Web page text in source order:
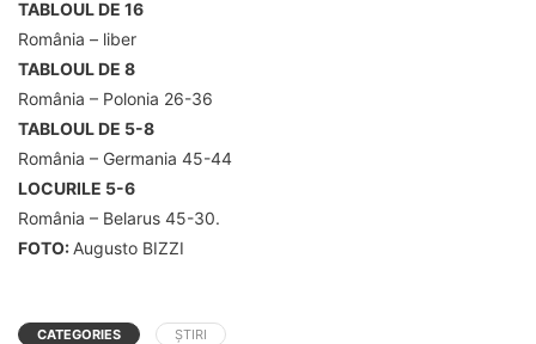
TABLOUL DE 16
România – liber
TABLOUL DE 8
România – Polonia 26-36
TABLOUL DE 5-8
România – Germania 45-44
LOCURILE 5-6
România – Belarus 45-30.
FOTO: Augusto BIZZI
CATEGORIES ȘTIRI